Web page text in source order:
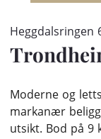
Heggdalsringen
Moderne og
markanær
utsikt. Bod på 9